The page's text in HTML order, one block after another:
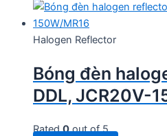
Halogen Reflector
Bóng đèn
DDL, JCR20V-
Rated0out of 5